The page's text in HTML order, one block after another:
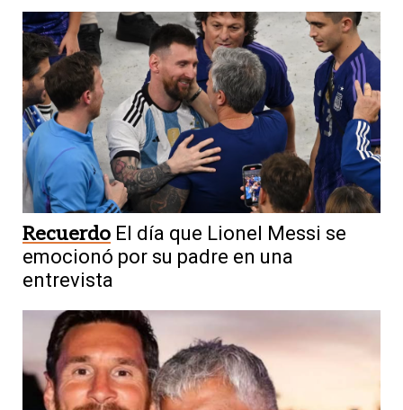
Recuerdo El día que Lionel Messi se
emocionó por su padre en una
entrevista